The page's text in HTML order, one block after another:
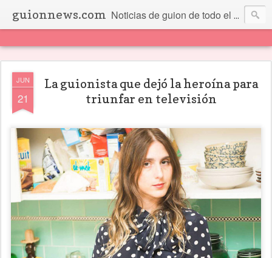
guionnews.com Noticias de guion de todo el mundo... Y más.
JUN
21
La guionista que dejó la heroína para
triunfar en televisión